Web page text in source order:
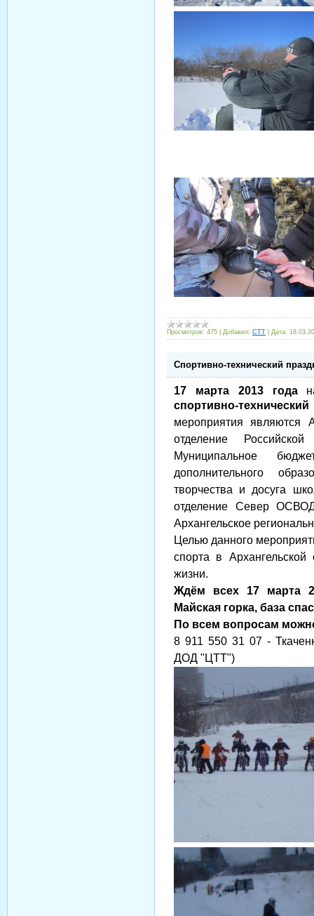
Просмотров: 475 Добавил: CTT Дата:
Спортивно-технический
17 марта 2013 годана
спортивно-
мероприятия являются
отделение
Муниципальное
дополнительного
творчества и досуга
отделение Север
Архангельское
Целью данного
спорта в Архангельской
жизни.
Ждём всех 17 марта
Майская горка, база
По всем вопросам
8 911 550 31 07 -
ДОД "ЦТТ")